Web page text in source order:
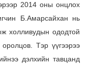
2014 оны онцлох
Б.Амарсайхан нь
холливудын ододтой
Тэр үүгээрээ
дэлхийн тавцанд